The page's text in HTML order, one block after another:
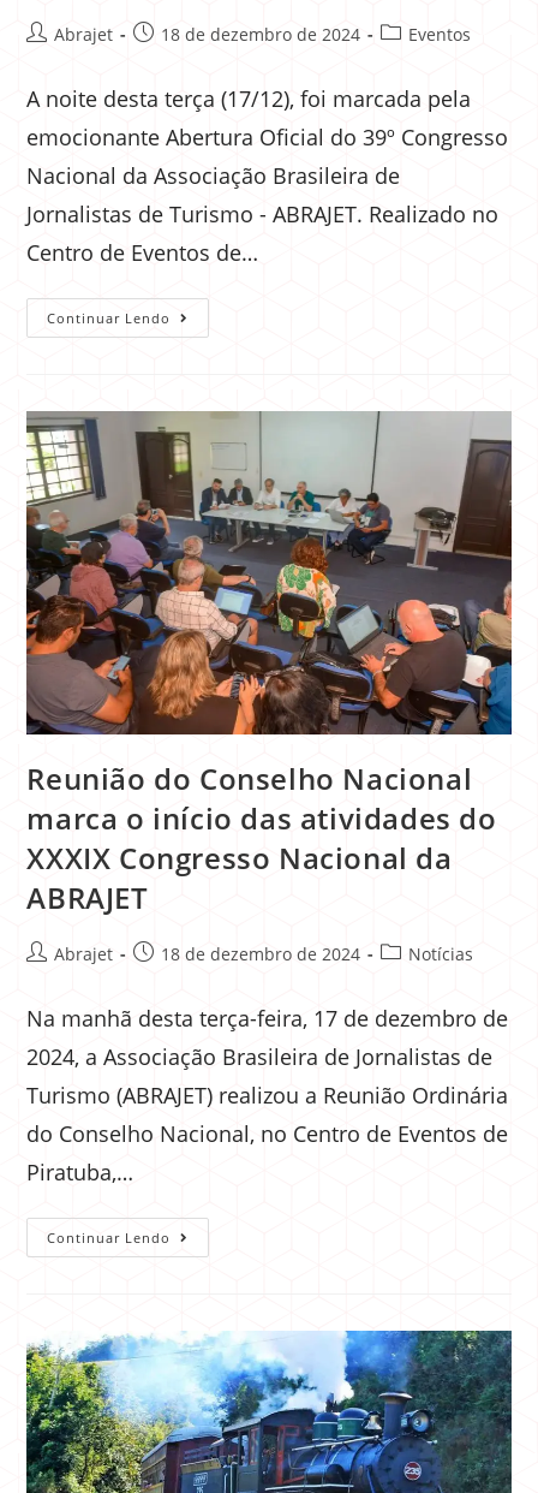
Abrajet 18 de dezembro de 2024 Eventos
A noite desta terça (17/12), foi marcada pela
emocionante Abertura Oficial do 39º Congresso
Nacional da Associação Brasileira de
Jornalistas de Turismo - ABRAJET. Realizado no
Centro de Eventos de…
Continuar Lendo
Reunião do Conselho Nacional
marca o início das atividades do
XXXIX Congresso Nacional da
ABRAJET
Abrajet 18 de dezembro de 2024 Notícias
Na manhã desta terça-feira, 17 de dezembro de
2024, a Associação Brasileira de Jornalistas de
Turismo (ABRAJET) realizou a Reunião Ordinária
do Conselho Nacional, no Centro de Eventos de
Piratuba,…
Continuar Lendo